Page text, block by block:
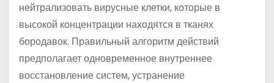
нейтрализовать вирусные клетки, которые в
высокой концентрации находятся в тканях
бородавок. Правильный алгоритм действий
предполагает одновременное внутреннее
восстановление систем, устранение